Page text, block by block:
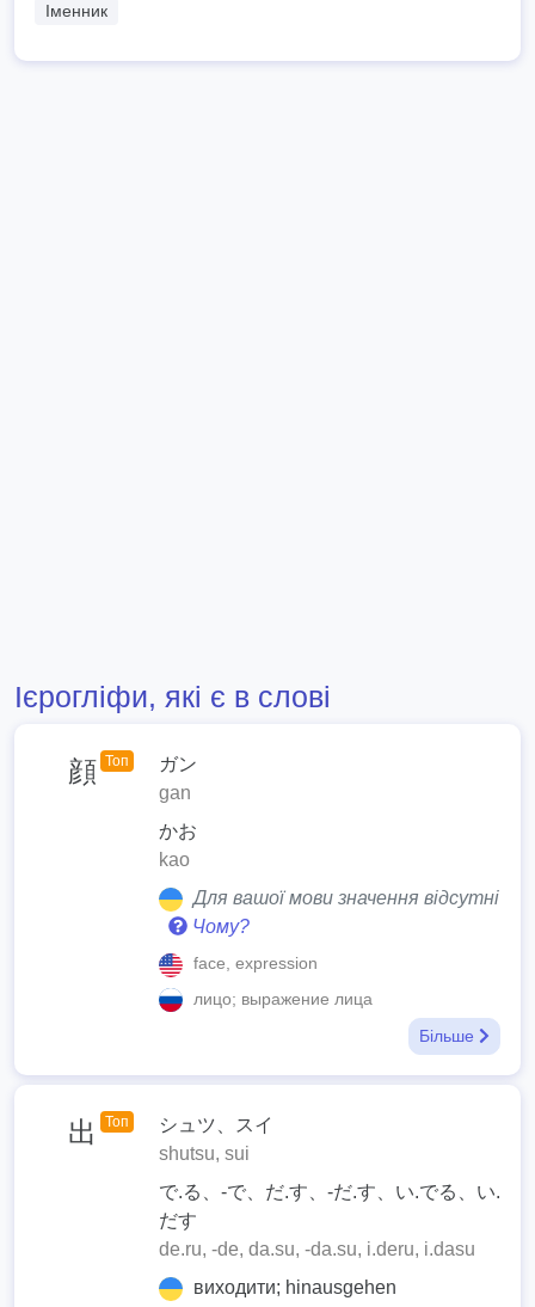
Іменник
Ієрогліфи, які є в слові
顔 Топ
ガン
gan
かお
kao
Для вашої мови значення відсутні
Чому?
face, expression
лицо; выражение лица
Більше
出 Топ
シュツ、スイ
shutsu, sui
で.る、-で、だ.す、-だ.す、い.でる、い.
だす
de.ru, -de, da.su, -da.su, i.deru, i.dasu
виходити; hinausgehen